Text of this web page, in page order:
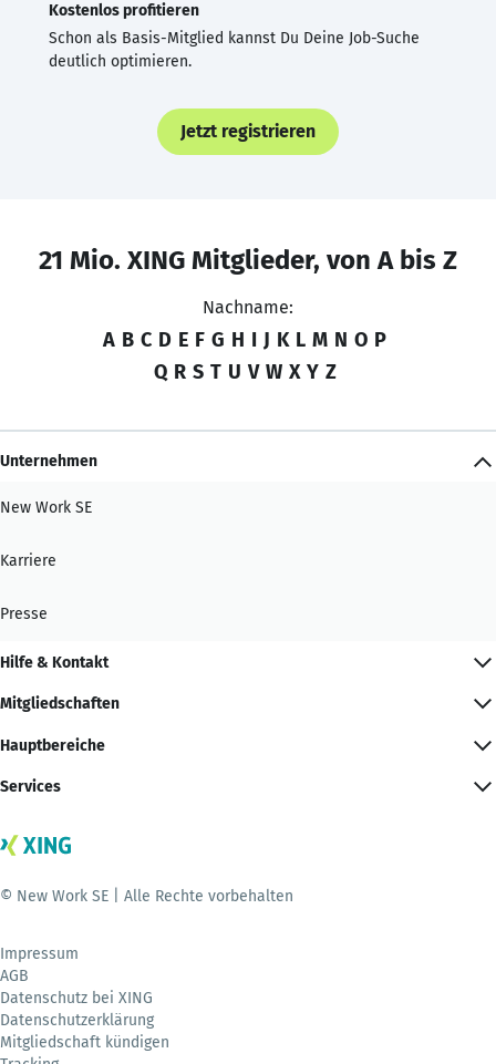
Kostenlos profitieren
Schon als Basis-Mitglied kannst Du Deine Job-Suche
deutlich optimieren.
Jetzt registrieren
21 Mio. XING Mitglieder, von A bis Z
Nachname:
A B C D E F G H I J K L M N O P
Q R S T U V W X Y Z
Unternehmen
New Work SE
Karriere
Presse
Hilfe & Kontakt
Mitgliedschaften
Hauptbereiche
Services
© New Work SE | Alle Rechte vorbehalten
Impressum
AGB
Datenschutz bei XING
Datenschutzerklärung
Mitgliedschaft kündigen